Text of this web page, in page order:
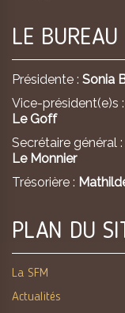
LE BUREAU
Présidente : Sonia
Vice-président(e)s :
Le Goff
Secrétaire général :
Le Monnier
Trésorière :
PLAN DU
La SFM
Actualités